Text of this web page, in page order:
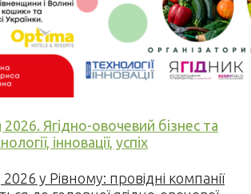
Ягідно-овочевий бізнес та
інновації, успіх
у Рівному: провідні компанії